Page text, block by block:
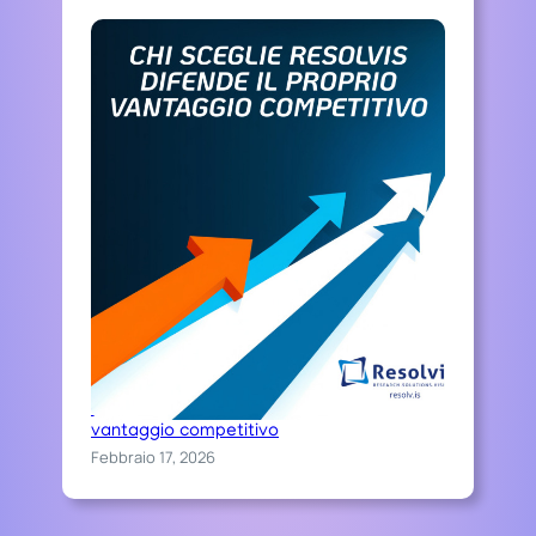
Chi sceglie Resolvis difende il proprio
vantaggio competitivo
Febbraio 17, 2026